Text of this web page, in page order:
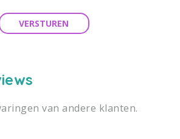
VERSTUREN
van andere klanten.